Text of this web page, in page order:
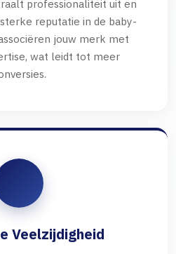
professionaliteit uit en
reputatie in de baby-
jouw merk met
wat leidt tot meer
Veelzijdigheid